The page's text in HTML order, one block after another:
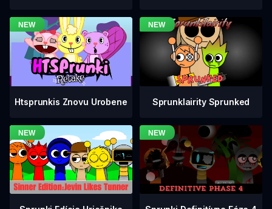
Htsprunkis Znovu Urobene Sprunklairity Sprunked